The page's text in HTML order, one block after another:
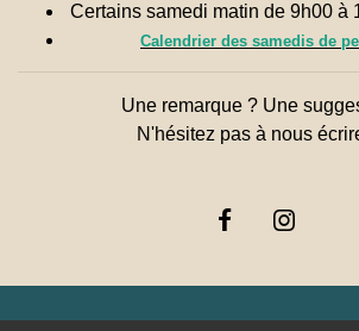
Certains samedi matin de 9h00 à
Calendrier des samedis de
Une remarque ? Une
N'hésitez pas à nous